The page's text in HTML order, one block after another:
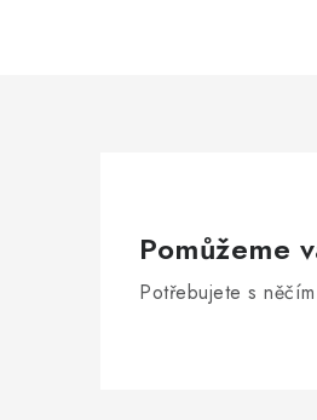
Pomůžeme
Potřebujete s